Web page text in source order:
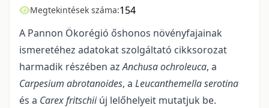
Megtekintések száma:154
A Pannon Ökorégió őshonos növényfajainak
ismeretéhez adatokat szolgáltató cikkso­ro­zat
harmadik részében azAnchusa ochroleuca, a
Carpesium abrotanoides, a Leucanthemella serotina
és a Carex fritschiiúj lelőhelyeit mutatjuk be.